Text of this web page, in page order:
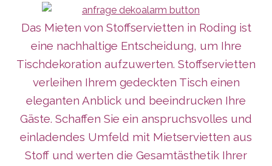
Das Mieten von Stoffservietten in Roding ist
eine nachhaltige Entscheidung, um Ihre
Tischdekoration aufzuwerten. Stoffservietten
verleihen Ihrem gedeckten Tisch einen
eleganten Anblick und beeindrucken Ihre
Gäste. Schaffen Sie ein anspruchsvolles und
einladendes Umfeld mit Mietservietten aus
Stoff und werten die Gesamtästhetik Ihrer